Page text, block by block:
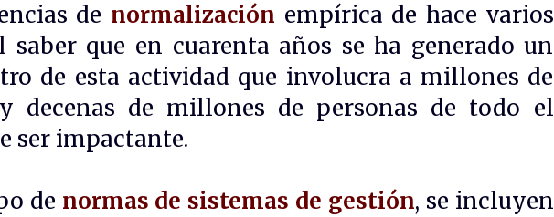
de normalización empírica de hace varios
saber que en cuarenta años se ha generado un
de esta actividad que involucra a millones de
y decenas de millones de personas de todo el
ser impactante.
de normas de sistemas de gestión, se incluyen